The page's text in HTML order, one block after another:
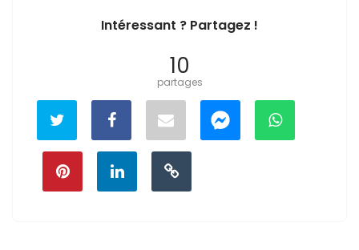
Intéressant ? Partagez !
10
partages